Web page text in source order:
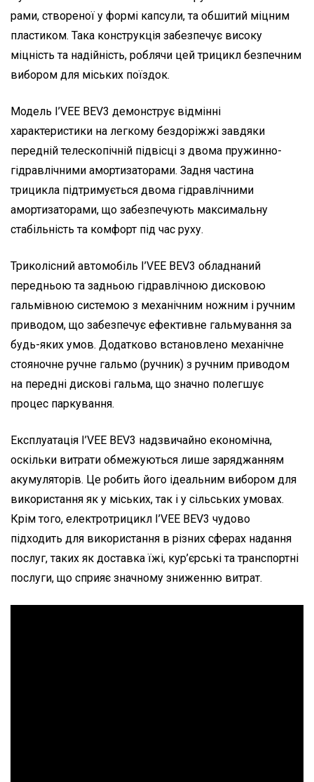
рами, створеної у формі капсули, та обшитий міцним
пластиком. Така конструкція забезпечує високу
міцність та надійність, роблячи цей трицикл безпечним
вибором для міських поїздок.
Модель I’VEE BEV3 демонструє відмінні
характеристики на легкому бездоріжжі завдяки
передній телескопічній підвісці з двома пружинно-
гідравлічними амортизаторами. Задня частина
трицикла підтримується двома гідравлічними
амортизаторами, що забезпечують максимальну
стабільність та комфорт під час руху.
Триколісний автомобіль I’VEE BEV3 обладнаний
передньою та задньою гідравлічною дисковою
гальмівною системою з механічним ножним і ручним
приводом, що забезпечує ефективне гальмування за
будь-яких умов. Додатково встановлено механічне
стояночне ручне гальмо (ручник) з ручним приводом
на передні дискові гальма, що значно полегшує
процес паркування.
Експлуатація I’VEE BEV3 надзвичайно економічна,
оскільки витрати обмежуються лише заряджанням
акумуляторів. Це робить його ідеальним вибором для
використання як у міських, так і у сільських умовах.
Крім того, електротрицикл I’VEE BEV3 чудово
підходить для використання в різних сферах надання
послуг, таких як доставка їжі, кур’єрські та транспортні
послуги, що сприяє значному зниженню витрат.